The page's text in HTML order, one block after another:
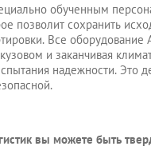
обученным
позволит сохранить
Все оборудование
и заканчивая
надежности. Это
вы можете быть